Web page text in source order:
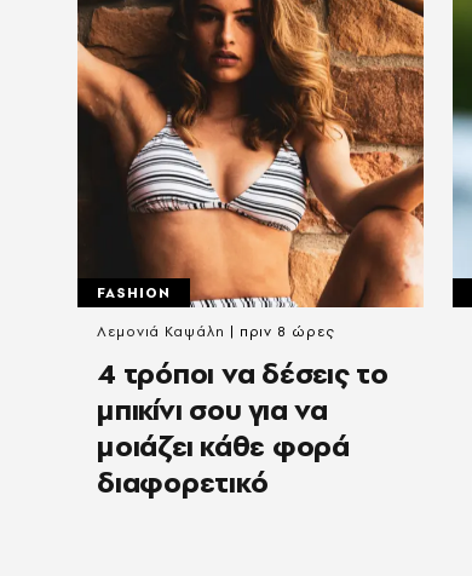
FASHION
4 τρόποι να δέσεις το
μπικίνι σου για να
μοιάζει κάθε φορά
διαφορετικό
Λεμονιά Καψάλη πριν 8 ώρες